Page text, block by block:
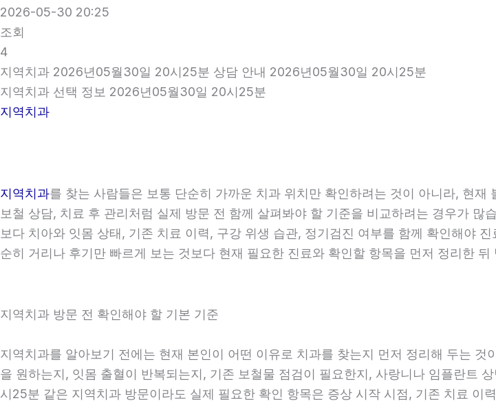
2026-05-30 20:25
조회
4
지역치과 2026년05월30일 20시25분 상담 안내 2026년05월30일 20시25분
지역치과 선택 정보 2026년05월30일 20시25분
지역치과
지역치과를 찾는 사람들은 보통 단순히 가까운 치과 위치만 확인하려는 것이 아니라, 현
보철 상담, 치료 후 관리처럼 실제 방문 전 함께 살펴봐야 할 기준을 비교하려는 경우가
보다 치아와 잇몸 상태, 기존 치료 이력, 구강 위생 습관, 정기검진 여부를 함께 확인해야
순히 거리나 후기만 빠르게 보는 것보다 현재 필요한 진료와 확인할 항목을 먼저 정리한
지역치과 방문 전 확인해야 할 기본 기준
지역치과를 알아보기 전에는 현재 본인이 어떤 이유로 치과를 찾는지 먼저 정리해 두는
을 원하는지, 잇몸 출혈이 반복되는지, 기존 보철물 점검이 필요한지, 사랑니나 임플란트
시25분 같은 지역치과 방문이라도 실제 필요한 확인 항목은 증상 시작 시점, 기존 치료 이